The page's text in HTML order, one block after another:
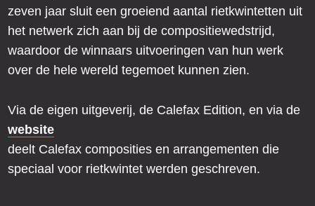
zeven jaar sluit een groeiend aantal rietkwintetten uit
het netwerk zich aan bij de compositiewedstrijd,
waardoor de winnaars uitvoeringen van hun werk
over de hele wereld tegemoet kunnen zien.
Via de eigen uitgeverij, de Calefax Edition, en via de
website
deelt Calefax composities en arrangementen die
speciaal voor rietkwintet werden geschreven.